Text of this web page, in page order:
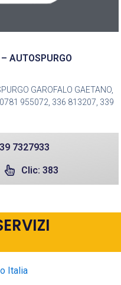
AUTOSPURGO
GAROFALO GAETANO,
955072, 336 813207, 339
7327933
Clic: 383
Italia